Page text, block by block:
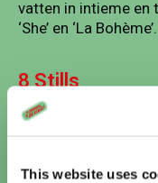
This website uses
vatten in intieme en
‘She’ en ‘La Bohème’.
8 Stills